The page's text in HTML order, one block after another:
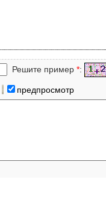
Решите пример *:
предпросмотр